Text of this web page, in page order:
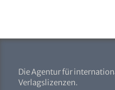
Die Agentur für
Verlagslizenzen.